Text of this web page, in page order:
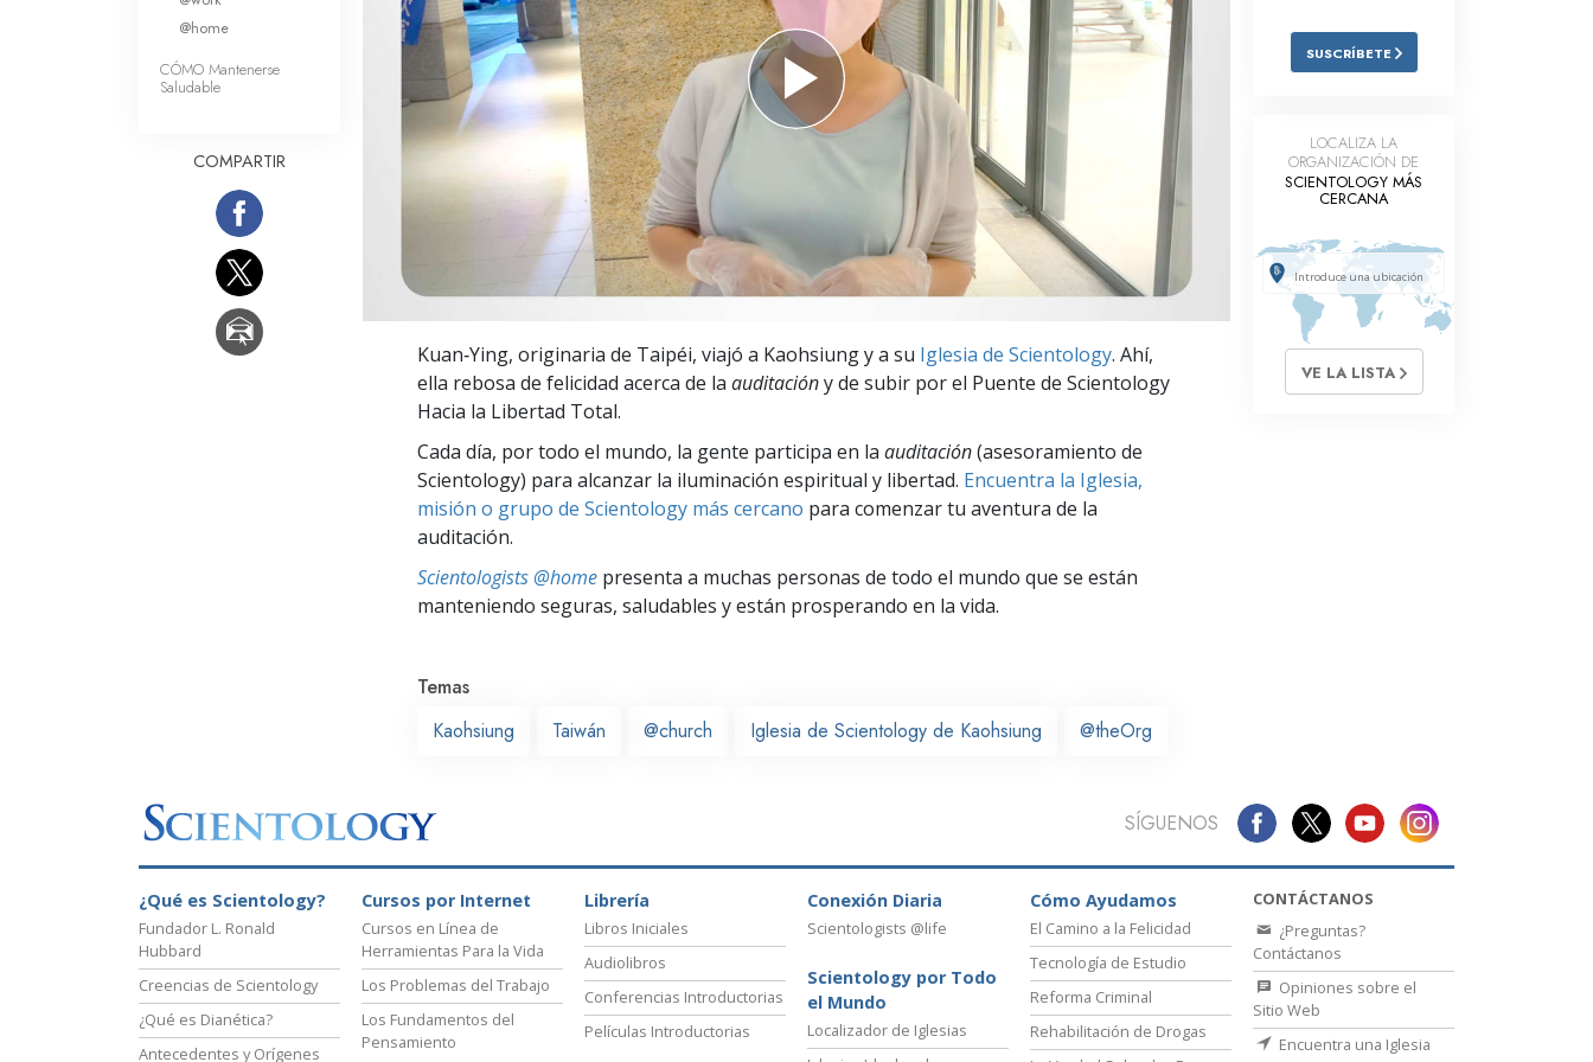
Amor y Odio: ¿Qué es Grandeza?
Respuestas a las Drogas
Los Niños
Herramientas para el Entorno Laboral
La Ética y las
Condiciones
La Causa de la Supresión
Investigaciones
Los Fundamentos de la Organización
Los Fundamentos de las Relaciones
Kuan‑Ying, originaria de Taipéi, viajó a Kaohsiung y a su Iglesia de Scientology. Ahí,
ella rebosa de felicidad acerca de la auditacióny de subir por el Puente de Scientology
Hacia la Libertad Total.
Cada día, por todo el mundo, la gente participa en la auditación(asesoramiento de
Scientology) para alcanzar la iluminación espiritual y libertad. Encuentra la Iglesia,
misión o grupo de Scientology más cercano para comenzar tu aventura de la
auditación.
Scientologists @home presenta a muchas personas de todo el mundo que se están
manteniendo seguras, saludables y están prosperando en la vida.
Temas
Kaohsiung
Taiwán @church Iglesia de Scientology de Kaohsiung @theOrg
@home
CÓMO Mantenerse
Saludable
COMPARTIR
SUSCRÍBETE
LOCALIZA LA
ORGANIZACIÓN DE
SCIENTOLOGY MÁS
CERCANA
VE LA LISTA
SÍGUENOS
¿Qué es Scientology?
Fundador L. Ronald
Hubbard
Creencias de Scientology
¿Qué es Dianética?
Antecedentes y Orígenes
Cursos por Internet
Cursos en Línea de
Herramientas Para la Vida
Los Problemas del Trabajo
Los Fundamentos del
Pensamiento
Librería
Libros Iniciales
Audiolibros
Conferencias Introductorias
Películas Introductorias
Conexión Diaria
Scientologists @life
Scientology por Todo
el Mundo
Localizador de Iglesias
Cómo Ayudamos
El Camino a la Felicidad
Tecnología de Estudio
Reforma Criminal
Rehabilitación de Drogas
CONTÁCTANOS
¿Preguntas?
Contáctanos
Opiniones sobre el
Sitio Web
Encuentra una Iglesia